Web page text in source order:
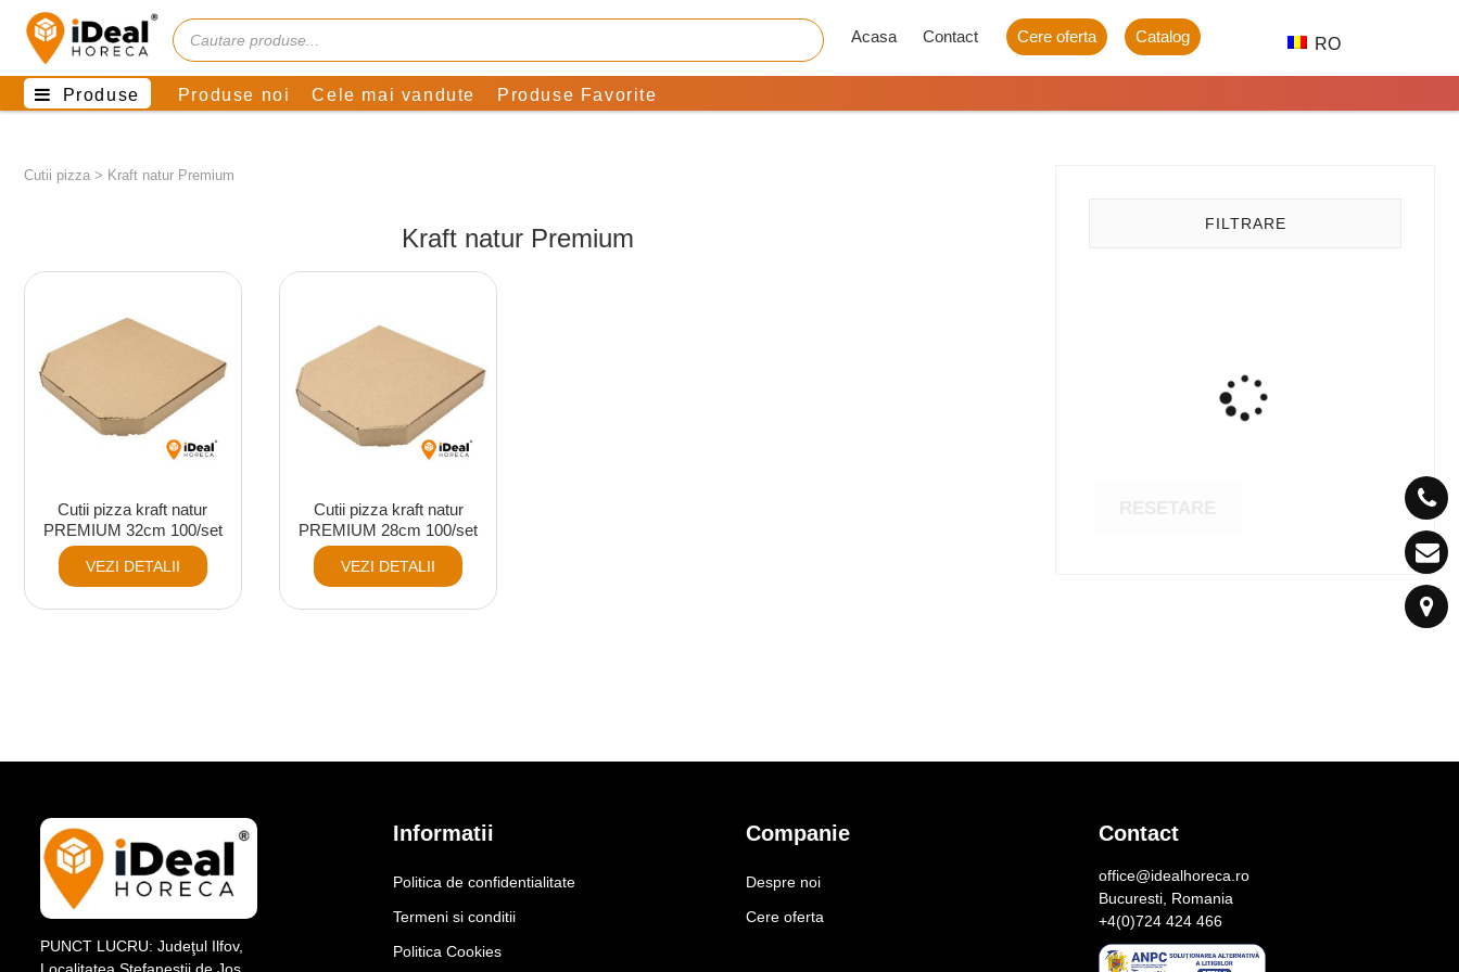
RO
Catalog
Cere oferta
Acasa Contact
Produse Produse noi Cele mai vandute Produse Favorite
Cutii pizza > Kraft natur Premium
Kraft natur Premium
Cutii pizza kraft natur
PREMIUM 32cm 100/set
VEZI DETALII
Cutii pizza kraft natur
PREMIUM 28cm 100/set
VEZI DETALII
FILTRARE
PUNCT LUCRU: Judeţul Ilfov,
Informatii
Politica de confidentialitate
Termeni si conditii
Politica Cookies
Companie
Despre noi
Cere oferta
Contact
office@idealhoreca.ro
Bucuresti, Romania
+4(0)724 424 466